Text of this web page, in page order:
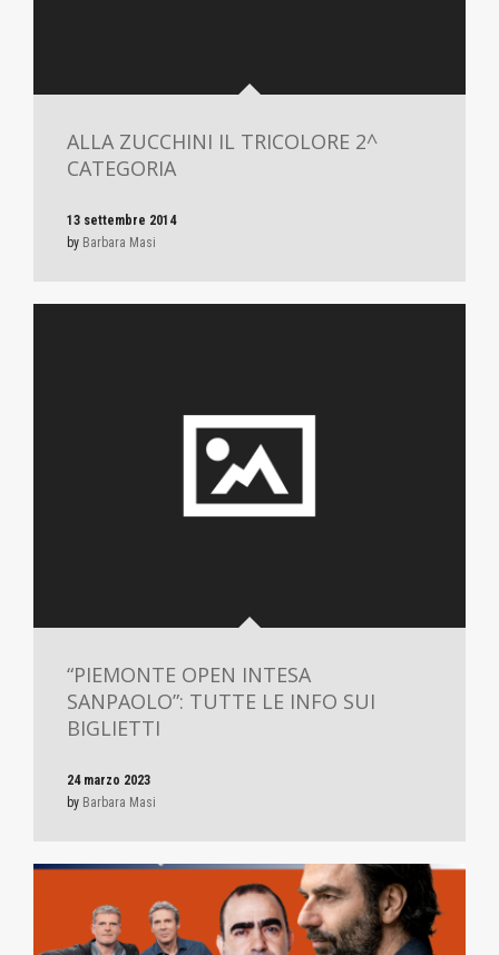
ALLA ZUCCHINI IL TRICOLORE 2^
CATEGORIA
13 settembre 2014
by Barbara Masi
“PIEMONTE OPEN INTESA
SANPAOLO”: TUTTE LE INFO SUI
BIGLIETTI
24 marzo 2023
by Barbara Masi